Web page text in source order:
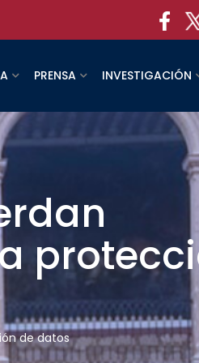
PRENSA INVESTIGACIÓN
de datos